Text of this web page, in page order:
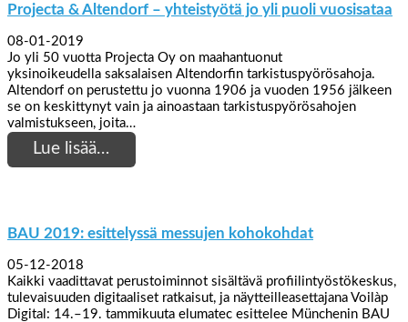
Projecta & Altendorf – yhteistyötä jo yli puoli vuosisataa
08-01-2019
Jo yli 50 vuotta Projecta Oy on maahantuonut
yksinoikeudella saksalaisen Altendorfin tarkistuspyörösahoja.
Altendorf on perustettu jo vuonna 1906 ja vuoden 1956 jälkeen
se on keskittynyt vain ja ainoastaan tarkistuspyörösahojen
valmistukseen, joita…
Lue lisää…
BAU 2019: esittelyssä messujen kohokohdat
05-12-2018
Kaikki vaadittavat perustoiminnot sisältävä profiilintyöstökeskus,
tulevaisuuden digitaaliset ratkaisut, ja näytteilleasettajana Voilàp
Digital: 14.–19. tammikuuta elumatec esittelee Münchenin BAU